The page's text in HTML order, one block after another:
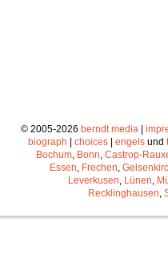
© 2005-2026 berndt media |
biograph | choices | engels und
Bochum Bonn Castrop-
Essen Frechen
Leverkusen Lünen
Recklinghausen